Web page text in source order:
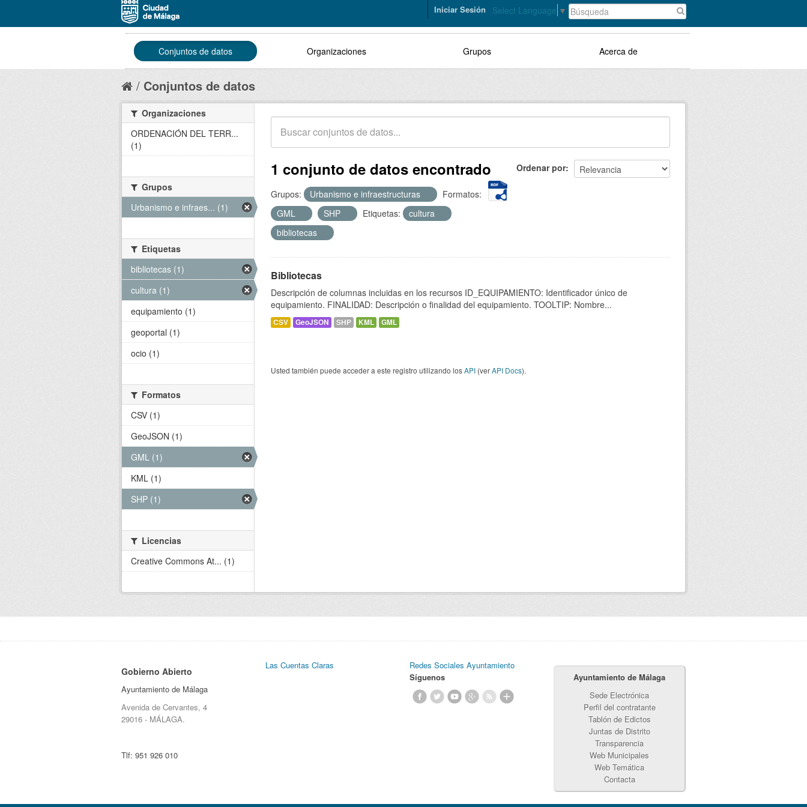
Select Language ▼
Iniciar Sesión
Conjuntos de datos Organizaciones Grupos Acerca de
Conjuntos de datos
Ordenar por
1 conjunto de datos encontrado
Grupos: Urbanismo e infraestructuras
Formatos:
GML
SHP Etiquetas:
cultura
bibliotecas
Bibliotecas
Descripción de columnas incluidas en los recursos ID_EQUIPAMIENTO: Identificador único de
equipamiento. FINALIDAD: Descripción o finalidad del equipamiento. TOOLTIP: Nombre...
CSV GeoJSON SHP KML GML
Usted también puede acceder a este registro utilizando losAPI (verAPI Docs).
Organizaciones
ORDENACIÓN DEL TERR...
(1)
Grupos
Urbanismo e infraes... (1)
Etiquetas
bibliotecas (1)
cultura (1)
equipamiento (1)
geoportal (1)
ocio (1)
Formatos
CSV (1)
GeoJSON (1)
GML (1)
KML (1)
SHP (1)
Licencias
Creative Commons At... (1)
Gobierno Abierto
Ayuntamiento de Málaga
Avenida de Cervantes, 4
29016 - MÁLAGA.
Tlf: 951 926 010
Las Cuentas Claras
Redes Sociales Ayuntamiento
Síguenos
Ayuntamiento de Málaga
Sede Electrónica
Perfil del contratante
Tablón de Edictos
Juntas de Distrito
Transparencia
Web Municipales
Web Temática
Contacta